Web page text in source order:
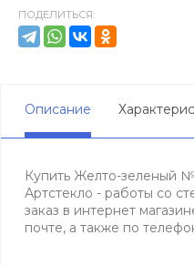
ПОДЕЛИТЬСЯ:
Описание
Купить Желто-зеленый
Артстекло - работы со
заказ в интернет
почте, а также по